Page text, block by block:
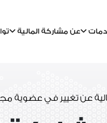
عن مشاركة المالية
عن تغيير في عضوية